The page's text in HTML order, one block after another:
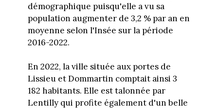
démographique puisqu'elle a vu sa
population augmenter de 3,2 % par an en
moyenne selon l'Insée sur la période
2016-2022.
En 2022, la ville située aux portes de
Lissieu et Dommartin comptait ainsi 3
182 habitants. Elle est talonnée par
Lentilly qui profite également d'un belle